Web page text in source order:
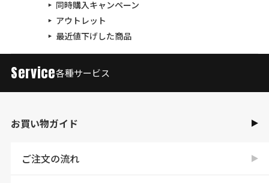
同時購入キャンペーン
アウトレット
最近値下げした商品
Service各種サービス
お買い物ガイド
ご注文の流れ